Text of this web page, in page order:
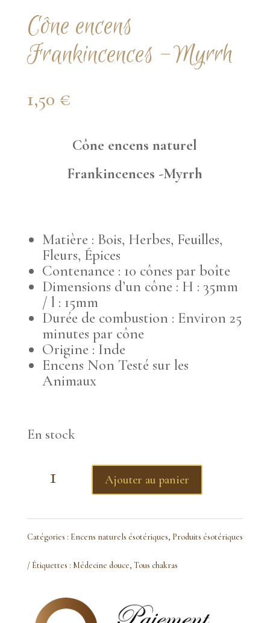
Cône encens
Frankincences -Myrrh
1,50 €
Cône encens naturel
Frankincences -Myrrh
Matière : Bois, Herbes, Feuilles,
Fleurs, Épices
Contenance : 10 cônes par boîte
Dimensions d’un cône : H : 35mm
/ l : 15mm
Durée de combustion : Environ 25
minutes par cône
Origine : Inde
Encens Non Testé sur les
Animaux
En stock
Cône
encens
Frankincences
Ajouter au panier
Catégories : Encens naturels ésotériques, Produits ésotériques
Étiquettes : Médecine douce, Tous chakras